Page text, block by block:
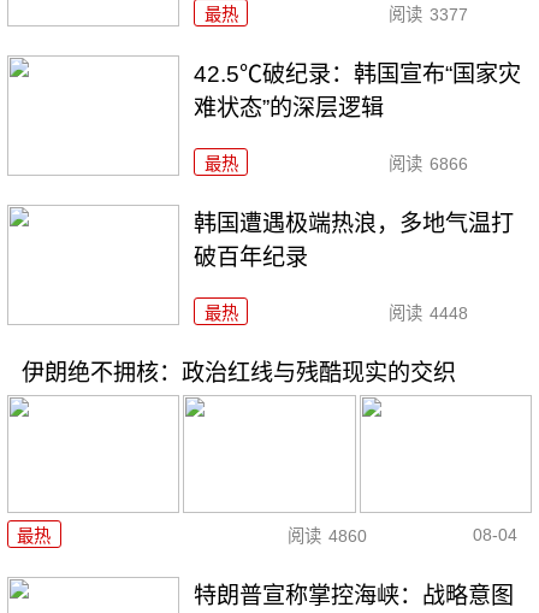
最热 阅读 3377
42.5℃破纪录：韩国宣布“国家灾
难状态”的深层逻辑
最热 阅读 6866
韩国遭遇极端热浪，多地气温打
破百年纪录
最热 阅读 4448
伊朗绝不拥核：政治红线与残酷现实的交织
最热 阅读 4860 08-04
特朗普宣称掌控海峡：战略意图